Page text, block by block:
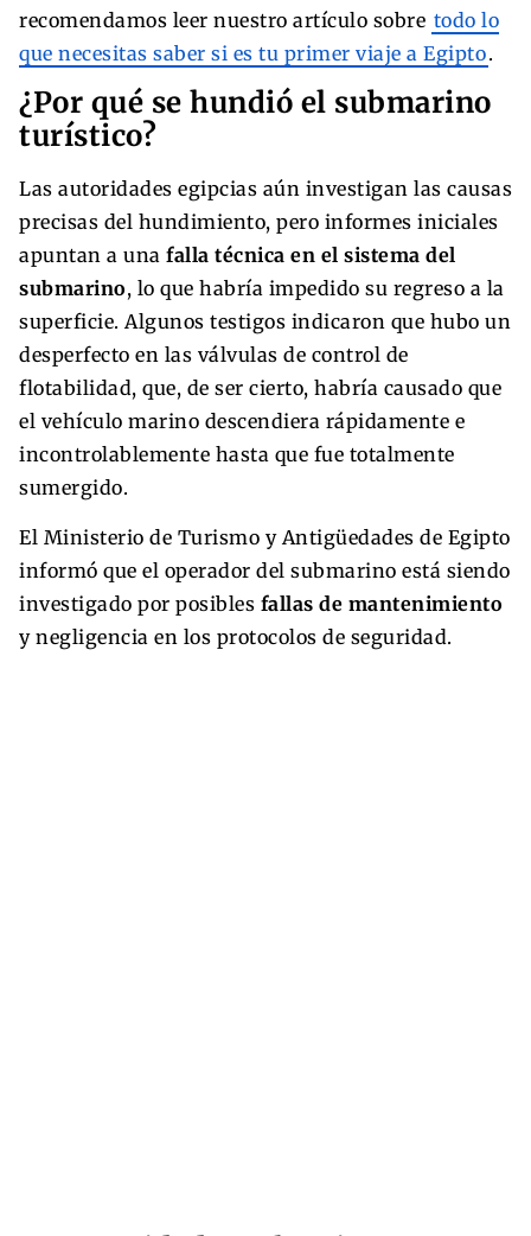
recomendamos leer nuestro artículo sobre todo lo
que necesitas saber si es tu primer viaje a Egipto.
¿Por qué se hundió el submarino
turístico?
Las autoridades egipcias aún investigan las causas
precisas del hundimiento, pero informes iniciales
apuntan a una falla técnica en el sistema del
submarino, lo que habría impedido su regreso a la
superficie. Algunos testigos indicaron que hubo un
desperfecto en las válvulas de control de
flotabilidad, que, de ser cierto, habría causado que
el vehículo marino descendiera rápidamente e
incontrolablemente hasta que fue totalmente
sumergido.
El Ministerio de Turismo y Antigüedades de Egipto
informó que el operador del submarino está siendo
investigado por posibles fallas de mantenimiento
y negligencia en los protocolos de seguridad.